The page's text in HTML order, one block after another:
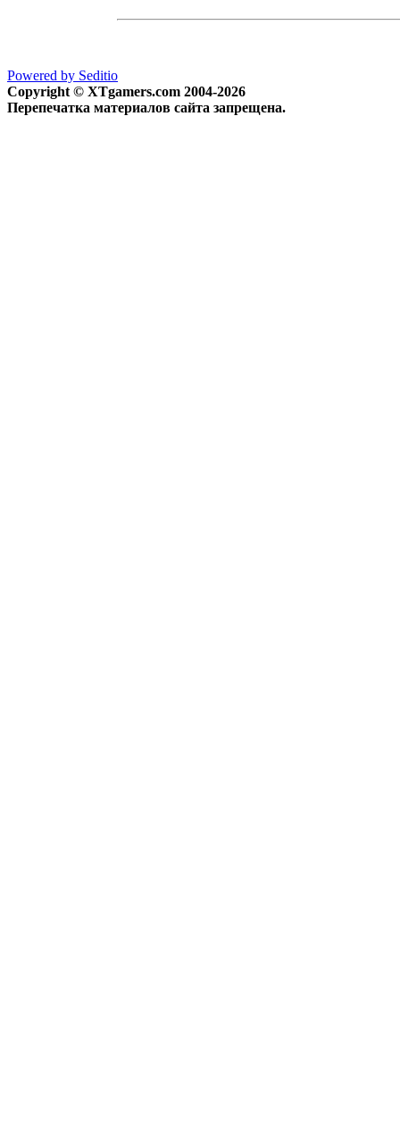
Powered by Seditio
Copyright © XTgamers.com 2004-2026
Перепечатка материалов сайта запрещена.